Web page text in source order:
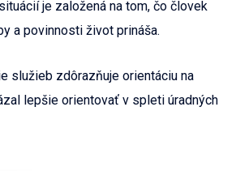
je založená na tom, čo človek
a povinnosti život prináša.
služieb zdôrazňuje orientáciu na
lepšie orientovať v spleti úradných